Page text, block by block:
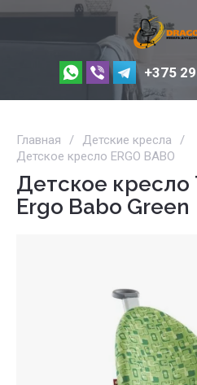
+375
Главная / Детские кресла
/
Детское кресло ERGO BABO
Детское кресло
Ergo Babo Green